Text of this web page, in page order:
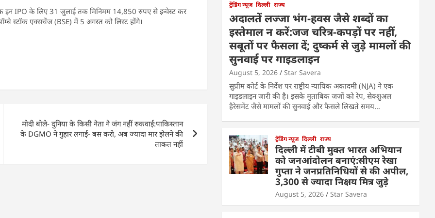
इन IPO के लिए 31 जुलाई तक मिनिमम 14,850 रुपए से इन्वेस्ट कर
स्टॉक एक्सचेंज (BSE) में 5 अगस्त को लिस्ट होंगे।
मोदी बोले- दुनिया के किसी नेता ने जंग नहीं रुकवाई:पाकिस्तान
के DGMO ने गुहार लगाई- बस करो, अब ज्यादा मार झेलने की
ताकत नहीं
ट्रेंडिंग न्यूज दिल्ली राज्य
अदालतें लज्जा भंग-हवस जैसे शब्दों का
इस्तेमाल न करें:जज चरित्र-कपड़ों पर नहीं,
सबूतों पर फैसला दें; दुष्कर्म से जुड़े मामलों की
सुनवाई पर गाइडलाइन
August 5, 2026 Star Savera
सुप्रीम कोर्ट के निर्देश पर राष्ट्रीय न्यायिक अकादमी (NJA) ने एक
गाइडलाइन जारी की है। इसके मुताबिक जजों को रेप, सेक्शुअल
हैरेसमेंट जैसे मामलों की सुनवाई और फैसले लिखते समय…
ट्रेंडिंग न्यूज दिल्ली राज्य
दिल्ली में टीबी मुक्त भारत अभियान
को जनआंदोलन बनाएं:सीएम रेखा
गुप्ता ने जनप्रतिनिधियों से की अपील,
3,300 से ज्यादा निक्षय मित्र जुड़े
August 5, 2026 Star Savera